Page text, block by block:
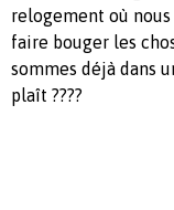
relogement où
faire bouger les
sommes déjà dans
plaît ????